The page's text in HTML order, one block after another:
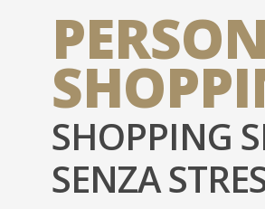
SHOPPING
SENZA